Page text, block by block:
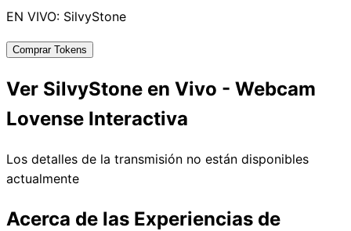
EN VIVO: SilvyStone
Comprar Tokens
Ver SilvyStone en Vivo - Webcam
Lovense Interactiva
Los detalles de la transmisión no están disponibles
actualmente
Acerca de las Experiencias de